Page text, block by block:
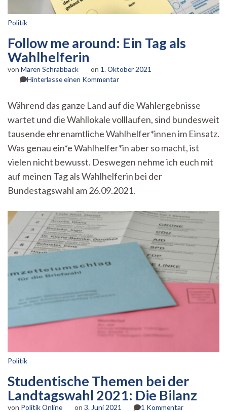
Politik
Follow me around: Ein Tag als
Wahlhelferin
von Maren Schrabback on 1. Oktober 2021
Hinterlasse einen Kommentarzu
around:
Ein
Tag
als
Wahlhelferin
Während das ganze Land auf die Wahlergebnisse
wartet und die Wahllokale volllaufen, sind bundesweit
tausende ehrenamtliche Wahlhelfer*innen im Einsatz.
Was genau ein*e Wahlhelfer*in aber so macht, ist
vielen nicht bewusst. Deswegen nehme ich euch mit
auf meinen Tag als Wahlhelferin bei der
Bundestagswahl am 26.09.2021.
Politik
Studentische Themen bei der
Landtagswahl 2021: Die Bilanz
von Politik Online on 3. Juni 2021 1 Kommentarzu